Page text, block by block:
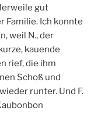
gut
Familie. Ich konnte
weil N., der
kauende
rief, die ihm
Schoß und
runter. Und F.